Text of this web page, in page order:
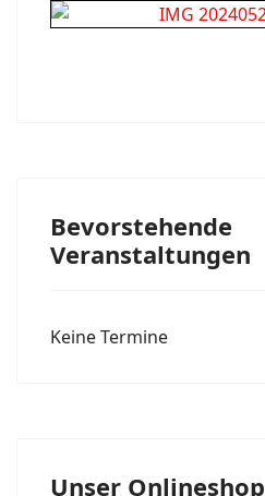
Bevorstehende
Veranstaltungen
Keine Termine
Unser Onlineshop